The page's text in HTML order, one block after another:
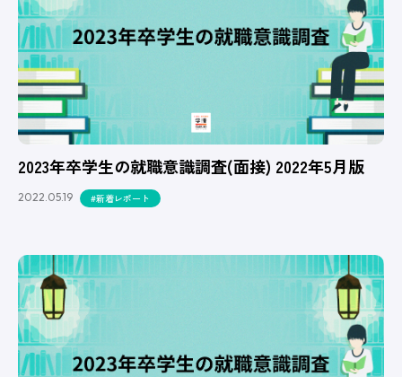
2023年卒学生の就職意識調査(面接) 2022年5月版
2022.05.19 #新着レポート